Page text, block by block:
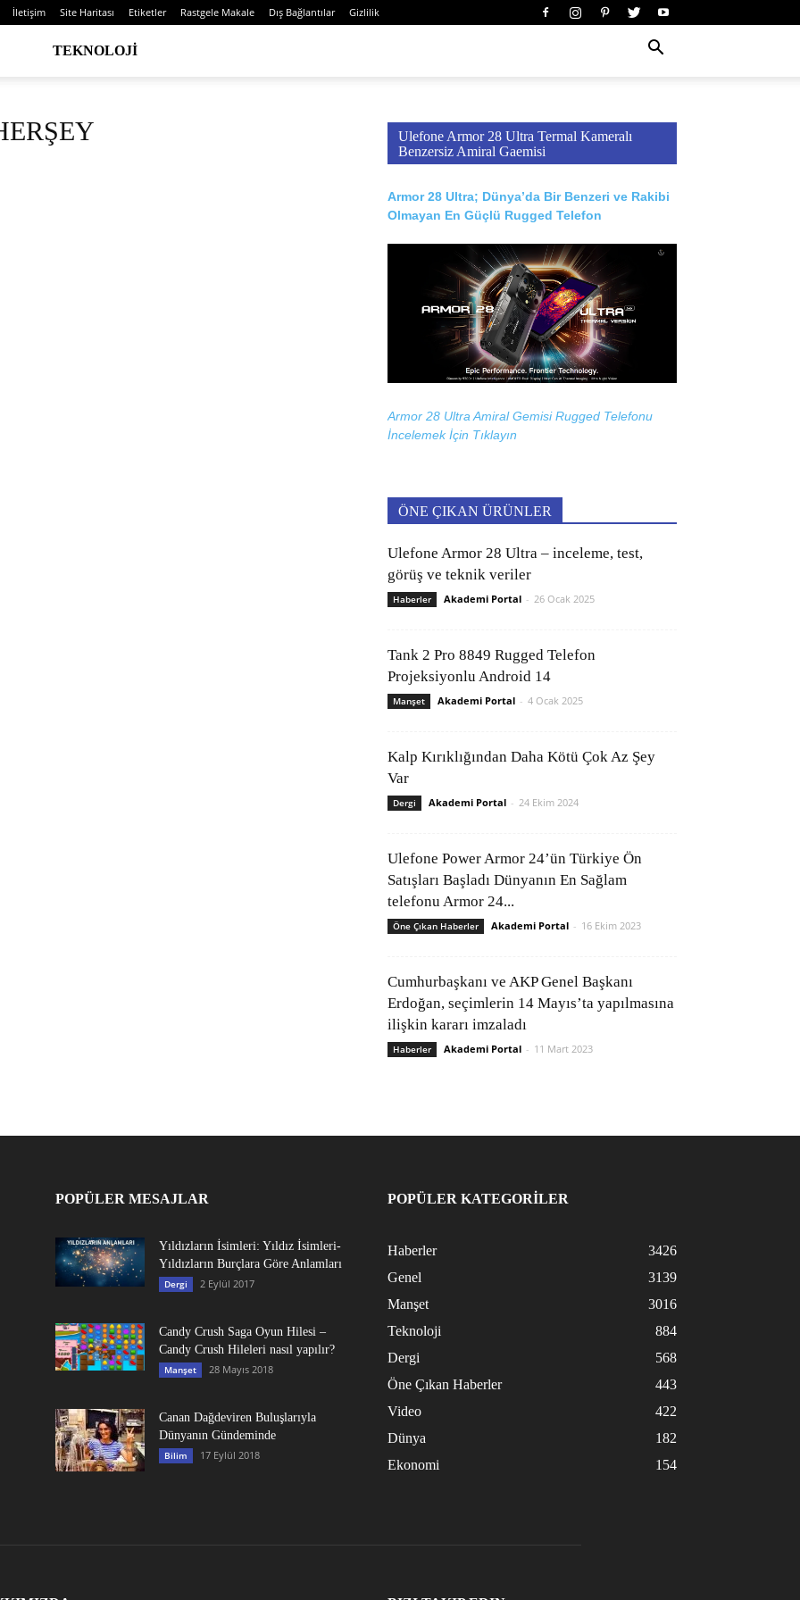
İletişim Site Haritası Etiketler Rastgele Makale Dış Bağlantılar Gizlilik
TEKNOLOJI
Ulefone Armor 28 Ultra Termal Kameralı
Benzersiz Amiral Gaemisi
Armor 28 Ultra; Dünya’da Bir Benzeri ve Rakibi
Olmayan En Güçlü Rugged Telefon
Armor 28 Ultra Amiral Gemisi Rugged Telefonu
İncelemek İçin Tıklayın
ÖNE ÇIKAN ÜRÜNLER
Ulefone Armor 28 Ultra – inceleme, test,
görüş ve teknik veriler
Haberler Akademi Portal - 26 Ocak 2025
Tank 2 Pro 8849 Rugged Telefon
Projeksiyonlu Android 14
Manşet Akademi Portal - 4 Ocak 2025
Kalp Kırıklığından Daha Kötü Çok Az Şey
Var
Dergi Akademi Portal - 24 Ekim 2024
Ulefone Power Armor 24’ün Türkiye Ön
Satışları Başladı Dünyanın En Sağlam
telefonu Armor 24...
Öne Çıkan Haberler Akademi Portal - 16 Ekim 2023
Cumhurbaşkanı ve AKP Genel Başkanı
Erdoğan, seçimlerin 14 Mayıs’ta yapılmasına
ilişkin kararı imzaladı
Haberler Akademi Portal - 11 Mart 2023
POPÜLER MESAJLAR
Yıldızların İsimleri: Yıldız İsimleri-
Yıldızların Burçlara Göre Anlamları
Dergi 2 Eylül 2017
Candy Crush Saga Oyun Hilesi –
Candy Crush Hileleri nasıl yapılır?
Manşet 28 Mayıs 2018
Canan Dağdeviren Buluşlarıyla
Dünyanın Gündeminde
Bilim 17 Eylül 2018
POPÜLER KATEGORİLER
Haberler
3426
Genel
3139
Manşet
3016
Teknoloji
884
Dergi
568
Öne Çıkan Haberler
443
Video
422
Dünya
182
Ekonomi
154